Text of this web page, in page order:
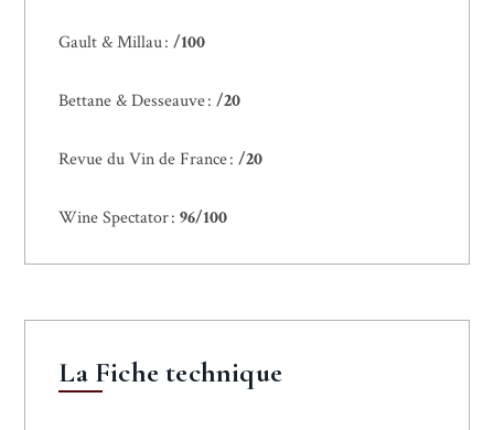
Gault & Millau :/100
Bettane & Desseauve :/20
Revue du Vin de France :/20
Wine Spectator :96/100
La Fiche technique